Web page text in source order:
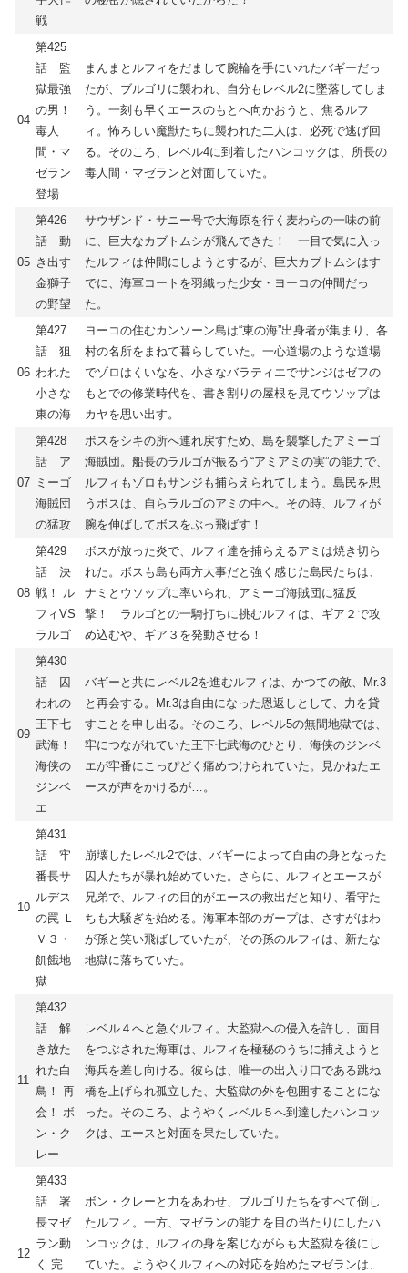
戦
04
第425
話 監
獄最強
の男！
毒人
間・マ
ゼラン
登場
まんまとルフィをだまして腕輪を手にいれたバギーだっ
たが、ブルゴリに襲われ、自分もレベル2に墜落してしま
う。一刻も早くエースのもとへ向かおうと、焦るルフ
ィ。怖ろしい魔獣たちに襲われた二人は、必死で逃げ回
る。そのころ、レベル4に到着したハンコックは、所長の
毒人間・マゼランと対面していた。
05
第426
話 動
き出す
金獅子
の野望
サウザンド・サニー号で大海原を行く麦わらの一味の前
に、巨大なカブトムシが飛んできた！ 一目で気に入っ
たルフィは仲間にしようとするが、巨大カブトムシはす
でに、海軍コートを羽織った少女・ヨーコの仲間だっ
た。
06
第427
話 狙
われた
小さな
東の海
ヨーコの住むカンソーン島は“東の海”出身者が集まり、各
村の名所をまねて暮らしていた。一心道場のような道場
でゾロはくいなを、小さなバラティエでサンジはゼフの
もとでの修業時代を、書き割りの屋根を見てウソップは
カヤを思い出す。
07
第428
話 ア
ミーゴ
海賊団
の猛攻
ボスをシキの所へ連れ戻すため、島を襲撃したアミーゴ
海賊団。船長のラルゴが振るう“アミアミの実”の能力で、
ルフィもゾロもサンジも捕らえられてしまう。島民を思
うボスは、自らラルゴのアミの中へ。その時、ルフィが
腕を伸ばしてボスをぶっ飛ばす！
08
第429
話 決
戦！ ル
フィVS
ラルゴ
ボスが放った炎で、ルフィ達を捕らえるアミは焼き切ら
れた。ボスも島も両方大事だと強く感じた島民たちは、
ナミとウソップに率いられ、アミーゴ海賊団に猛反
撃！ ラルゴとの一騎打ちに挑むルフィは、ギア２で攻
め込むや、ギア３を発動させる！
09
第430
話 囚
われの
王下七
武海！
海侠の
ジンベ
エ
バギーと共にレベル2を進むルフィは、かつての敵、Mr.3
と再会する。Mr.3は自由になった恩返しとして、力を貸
すことを申し出る。そのころ、レベル5の無間地獄では、
牢につながれていた王下七武海のひとり、海侠のジンベ
エが牢番にこっぴどく痛めつけられていた。見かねたエ
ースが声をかけるが…。
10
第431
話 牢
番長サ
ルデス
の罠 Ｌ
Ｖ３・
飢餓地
獄
崩壊したレベル2では、バギーによって自由の身となった
囚人たちが暴れ始めていた。さらに、ルフィとエースが
兄弟で、ルフィの目的がエースの救出だと知り、看守た
ちも大騒ぎを始める。海軍本部のガープは、さすがはわ
が孫と笑い飛ばしていたが、その孫のルフィは、新たな
地獄に落ちていた。
11
第432
話 解
き放た
れた白
鳥！ 再
会！ ボ
ン・ク
レー
レベル４へと急ぐルフィ。大監獄への侵入を許し、面目
をつぶされた海軍は、ルフィを極秘のうちに捕えようと
海兵を差し向ける。彼らは、唯一の出入り口である跳ね
橋を上げられ孤立した、大監獄の外を包囲することにな
った。そのころ、ようやくレベル５へ到達したハンコッ
クは、エースと対面を果たしていた。
12
第433
話 署
長マゼ
ラン動
く 完
ボン・クレーと力をあわせ、ブルゴリたちをすべて倒し
たルフィ。一方、マゼランの能力を目の当たりにしたハ
ンコックは、ルフィの身を案じながらも大監獄を後にし
ていた。ようやくルフィへの対応を始めたマゼランは、